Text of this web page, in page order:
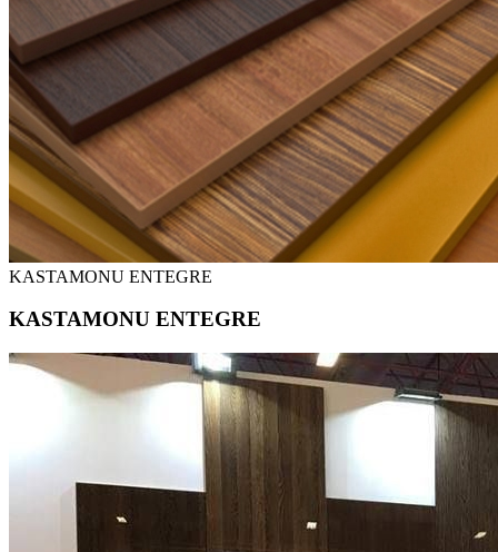
KASTAMONU ENTEGRE
KASTAMONU ENTEGRE